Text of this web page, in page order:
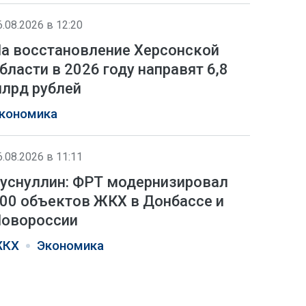
в 12:20
восстановление Херсонской
в 2026 году направят 6,8
рублей
в 11:11
ФРТ модернизировал
объектов ЖКХ в Донбассе и
Экономика